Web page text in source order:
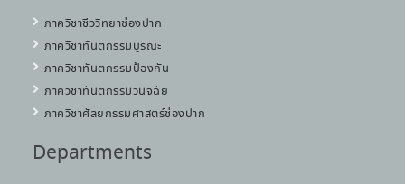
ภาควิชาชีววิทยาช่องปาก
ภาควิชาทันตกรรมบูรณะ
ภาควิชาทันตกรรมป้องกัน
ภาควิชาทันตกรรมวินิจฉัย
ภาควิชาศัลยกรรมศาสตร์ช่องปาก
Departments